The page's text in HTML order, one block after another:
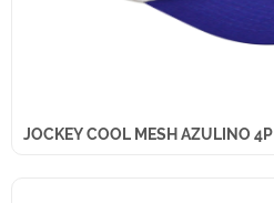
JOCKEY COOL MESH AZULINO 4P